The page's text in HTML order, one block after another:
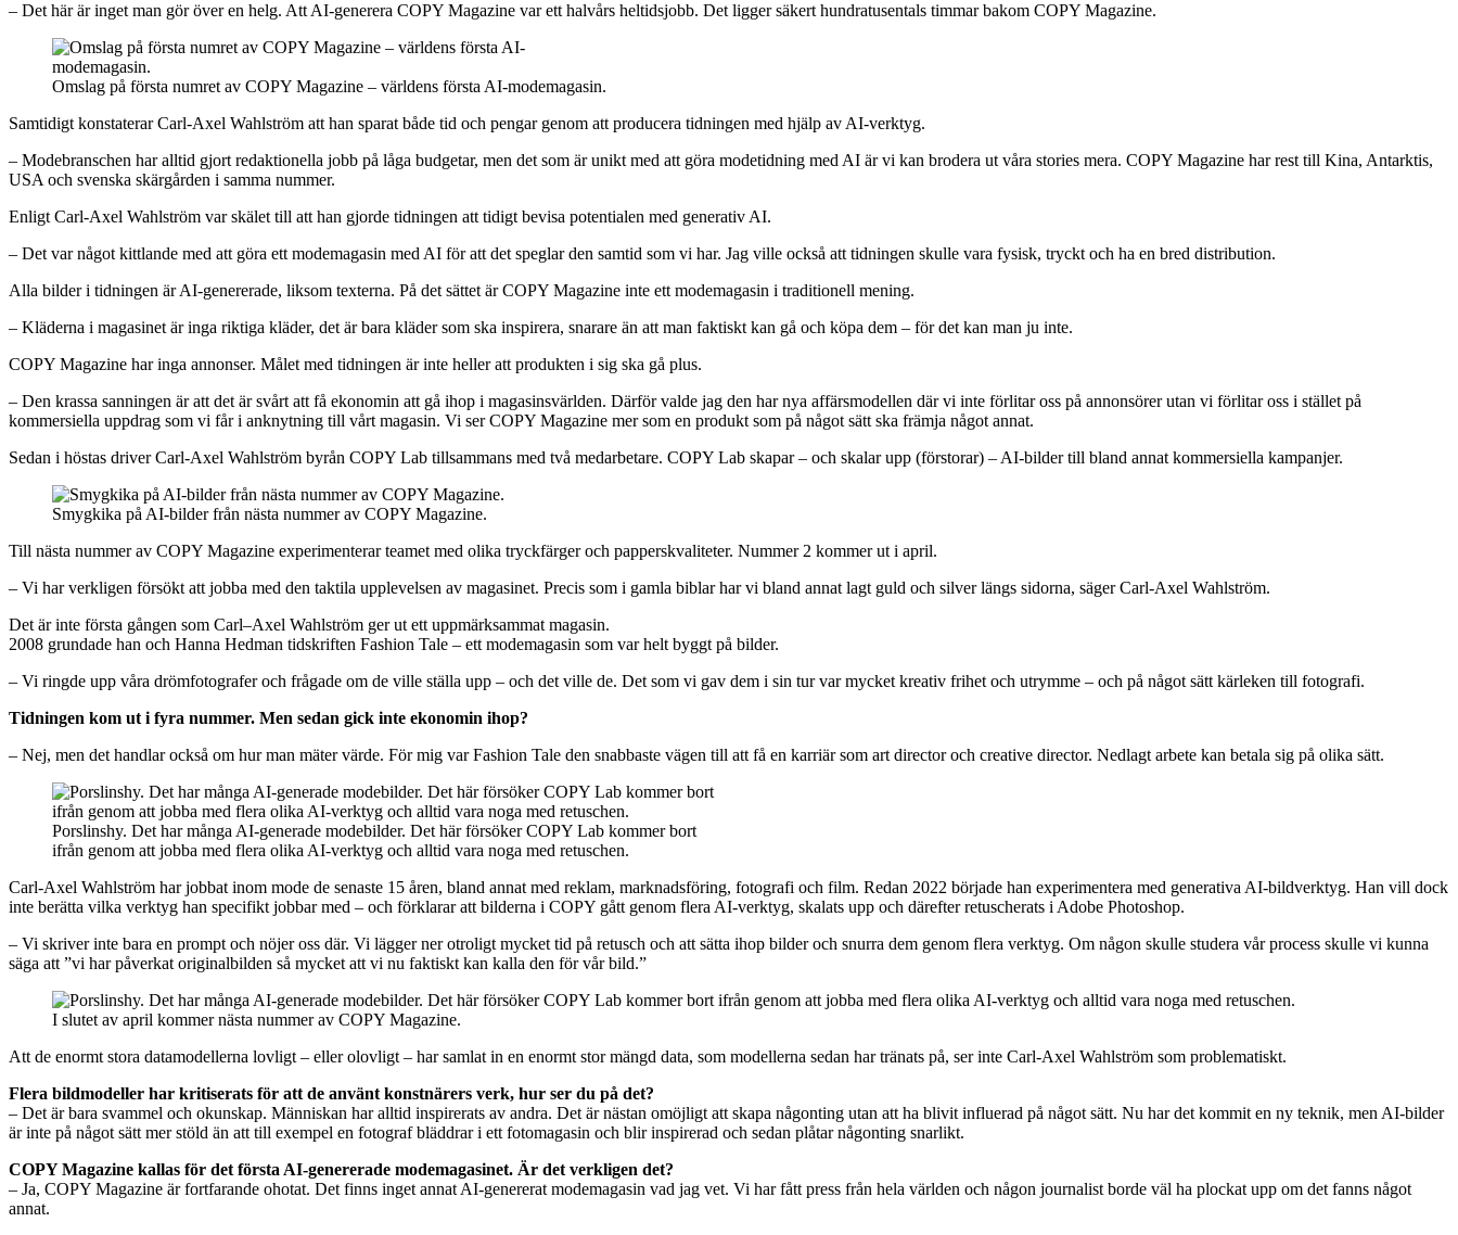
– Det här är inget man gör över en helg. Att AI-generera COPY Magazine var ett halvårs heltidsjobb. Det ligger säkert hundratusentals timmar bakom COPY Magazine.
Omslag på första numret av COPY Magazine – världens första AI-modemagasin.
Samtidigt konstaterar Carl-Axel Wahlström att han sparat både tid och pengar genom att producera tidningen med hjälp av AI-verktyg.
– Modebranschen har alltid gjort redaktionella jobb på låga budgetar, men det som är unikt med att göra modetidning med AI är vi kan brodera ut våra stories mera. COPY Magazine har rest till Kina, Antarktis,
USA och svenska skärgården i samma nummer.
Enligt Carl-Axel Wahlström var skälet till att han gjorde tidningen att tidigt bevisa potentialen med generativ AI.
– Det var något kittlande med att göra ett modemagasin med AI för att det speglar den samtid som vi har. Jag ville också att tidningen skulle vara fysisk, tryckt och ha en bred distribution.
Alla bilder i tidningen är AI-genererade, liksom texterna. På det sättet är COPY Magazine inte ett modemagasin i traditionell mening.
– Kläderna i magasinet är inga riktiga kläder, det är bara kläder som ska inspirera, snarare än att man faktiskt kan gå och köpa dem – för det kan man ju inte.
COPY Magazine har inga annonser. Målet med tidningen är inte heller att produkten i sig ska gå plus.
– Den krassa sanningen är att det är svårt att få ekonomin att gå ihop i magasinsvärlden. Därför valde jag den har nya affärsmodellen där vi inte förlitar oss på annonsörer utan vi förlitar oss i stället på
kommersiella uppdrag som vi får i anknytning till vårt magasin. Vi ser COPY Magazine mer som en produkt som på något sätt ska främja något annat.
Sedan i höstas driver Carl-Axel Wahlström byrån COPY Lab tillsammans med två medarbetare. COPY Lab skapar – och skalar upp (förstorar) – AI-bilder till bland annat kommersiella kampanjer.
Smygkika på AI-bilder från nästa nummer av COPY Magazine.
Till nästa nummer av COPY Magazine experimenterar teamet med olika tryckfärger och papperskvaliteter. Nummer 2 kommer ut i april.
– Vi har verkligen försökt att jobba med den taktila upplevelsen av magasinet. Precis som i gamla biblar har vi bland annat lagt guld och silver längs sidorna, säger Carl-Axel Wahlström.
Det är inte första gången som Carl–Axel Wahlström ger ut ett uppmärksammat magasin.
2008 grundade han och Hanna Hedman tidskriften Fashion Tale – ett modemagasin som var helt byggt på bilder.
– Vi ringde upp våra drömfotografer och frågade om de ville ställa upp – och det ville de. Det som vi gav dem i sin tur var mycket kreativ frihet och utrymme – och på något sätt kärleken till fotografi.
Tidningen kom ut i fyra nummer. Men sedan gick inte ekonomin ihop?
– Nej, men det handlar också om hur man mäter värde. För mig var Fashion Tale den snabbaste vägen till att få en karriär som art director och creative director. Nedlagt arbete kan betala sig på olika sätt.
Porslinshy. Det har många AI-generade modebilder. Det här försöker COPY Lab kommer bort
ifrån genom att jobba med flera olika AI-verktyg och alltid vara noga med retuschen.
Carl-Axel Wahlström har jobbat inom mode de senaste 15 åren, bland annat med reklam, marknadsföring, fotografi och film. Redan 2022 började han experimentera med generativa AI-bildverktyg. Han vill dock
inte berätta vilka verktyg han specifikt jobbar med – och förklarar att bilderna i COPY gått genom flera AI-verktyg, skalats upp och därefter retuscherats i Adobe Photoshop.
– Vi skriver inte bara en prompt och nöjer oss där. Vi lägger ner otroligt mycket tid på retusch och att sätta ihop bilder och snurra dem genom flera verktyg. Om någon skulle studera vår process skulle vi kunna
säga att ”vi har påverkat originalbilden så mycket att vi nu faktiskt kan kalla den för vår bild.”
I slutet av april kommer nästa nummer av COPY Magazine.
Att de enormt stora datamodellerna lovligt – eller olovligt – har samlat in en enormt stor mängd data, som modellerna sedan har tränats på, ser inte Carl-Axel Wahlström som problematiskt.
Flera bildmodeller har kritiserats för att de använt konstnärers verk, hur ser du på det?
– Det är bara svammel och okunskap. Människan har alltid inspirerats av andra. Det är nästan omöjligt att skapa någonting utan att ha blivit influerad på något sätt. Nu har det kommit en ny teknik, men AI-bilder
är inte på något sätt mer stöld än att till exempel en fotograf bläddrar i ett fotomagasin och blir inspirerad och sedan plåtar någonting snarlikt.
COPY Magazine kallas för det första AI-genererade modemagasinet. Är det verkligen det?
– Ja, COPY Magazine är fortfarande ohotat. Det finns inget annat AI-genererat modemagasin vad jag vet. Vi har fått press från hela världen och någon journalist borde väl ha plockat upp om det fanns något
annat.